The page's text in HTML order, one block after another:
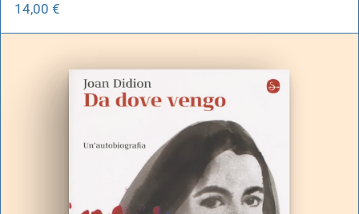
14,00 €